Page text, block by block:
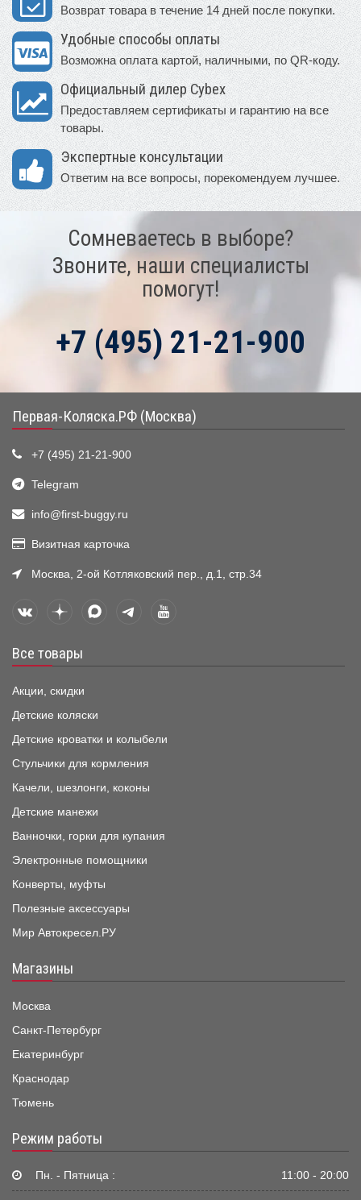
Возврат товара в течение 14 дней после покупки.
Удобные способы оплаты
Возможна оплата картой, наличными, по QR-коду.
Официальный дилер Cybex
Предоставляем сертификаты и гарантию на все
товары.
Экспертные консультации
Ответим на все вопросы, порекомендуем лучшее.
Сомневаетесь в выборе?
Звоните, наши специалисты
помогут!
+7 (495) 21-21-900
Первая-Коляска.РФ (Москва)
+7 (495) 21-21-900
Telegram
info@first-buggy.ru
Визитная карточка
Москва, 2-ой Котляковский пер., д.1, стр.34
Все товары
Акции, скидки
Детские коляски
Детские кроватки и колыбели
Стульчики для кормления
Качели, шезлонги, коконы
Детские манежи
Ванночки, горки для купания
Электронные помощники
Конверты, муфты
Полезные аксессуары
Мир Автокресел.РУ
Магазины
Москва
Санкт-Петербург
Екатеринбург
Краснодар
Тюмень
Режим работы
Пн. - Пятница : 11:00 - 20:00